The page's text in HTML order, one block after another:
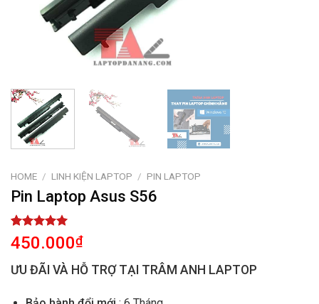
HOME / LINH KIỆN LAPTOP / PIN LAPTOP
Pin Laptop Asus S56
Rated
5.00
out of 5
based on
1
customer
450.000₫
ƯU ĐÃI VÀ HỖ TRỢ TẠI TRÂM ANH LAPTOP